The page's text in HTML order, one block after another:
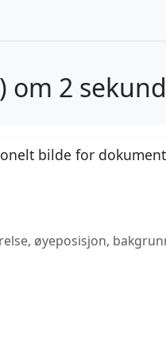
om 2
bilde for
øyeposisjon,